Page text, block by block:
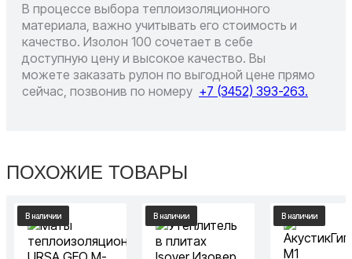
В процессе выбора теплоизоляционного
материала, важно учитывать его стоимость и
качество. Изолон 100 сочетает в себе
доступную цену и высокое качество. Вы
можете заказать рулон по выгодной цене прямо
сейчас, позвонив по номеру +7 (3452) 393-263.
ПОХОЖИЕ ТОВАРЫ
В наличии В наличии В наличии